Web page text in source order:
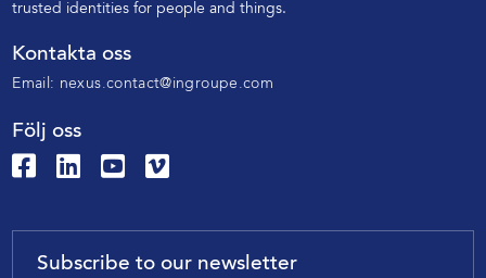
trusted identitiesfor people and things.
Kontakta oss
Email: nexus.contact@ingroupe.com
Följ oss
Subscribe to our newsletter